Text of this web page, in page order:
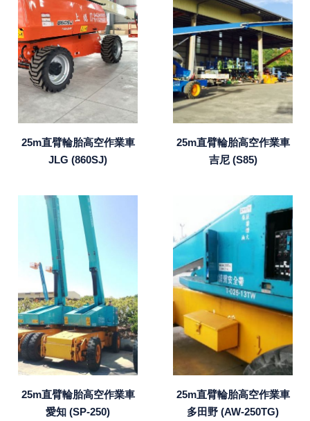
25m直臂輪胎高空作業車
JLG (860SJ)
25m直臂輪胎高空作業車
吉尼 (S85)
25m直臂輪胎高空作業車
愛知 (SP-250)
25m直臂輪胎高空作業車
多田野 (AW-250TG)